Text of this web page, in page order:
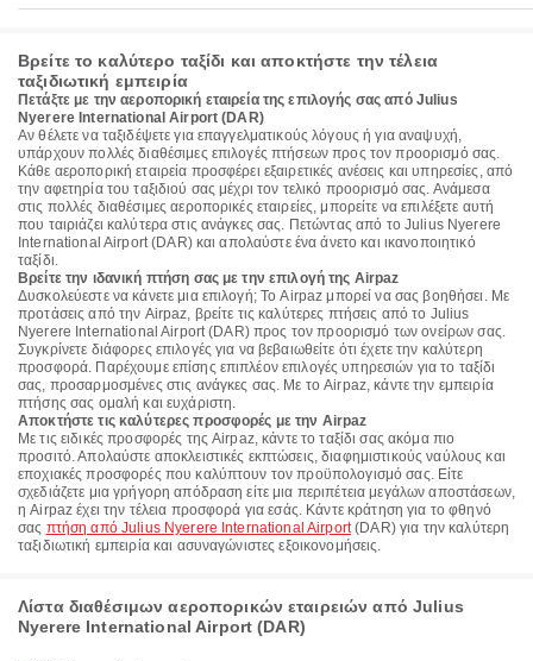
Βρείτε το καλύτερο ταξίδι και αποκτήστε την τέλεια
ταξιδιωτική εμπειρία
Πετάξτε με την αεροπορική εταιρεία της επιλογής σας από Julius
Nyerere International Airport (DAR)
Αν θέλετε να ταξιδέψετε για επαγγελματικούς λόγους ή για αναψυχή,
υπάρχουν πολλές διαθέσιμες επιλογές πτήσεων προς τον προορισμό σας.
Κάθε αεροπορική εταιρεία προσφέρει εξαιρετικές ανέσεις και υπηρεσίες, από
την αφετηρία του ταξιδιού σας μέχρι τον τελικό προορισμό σας. Ανάμεσα
στις πολλές διαθέσιμες αεροπορικές εταιρείες, μπορείτε να επιλέξετε αυτή
που ταιριάζει καλύτερα στις ανάγκες σας. Πετώντας από το Julius Nyerere
International Airport (DAR) και απολαύστε ένα άνετο και ικανοποιητικό
ταξίδι.
Βρείτε την ιδανική πτήση σας με την επιλογή της Airpaz
Δυσκολεύεστε να κάνετε μια επιλογή; Το Airpaz μπορεί να σας βοηθήσει. Με
προτάσεις από την Airpaz, βρείτε τις καλύτερες πτήσεις από το Julius
Nyerere International Airport (DAR) προς τον προορισμό των ονείρων σας.
Συγκρίνετε διάφορες επιλογές για να βεβαιωθείτε ότι έχετε την καλύτερη
προσφορά. Παρέχουμε επίσης επιπλέον επιλογές υπηρεσιών για το ταξίδι
σας, προσαρμοσμένες στις ανάγκες σας. Με το Airpaz, κάντε την εμπειρία
πτήσης σας ομαλή και ευχάριστη.
Αποκτήστε τις καλύτερες προσφορές με την Airpaz
Με τις ειδικές προσφορές της Airpaz, κάντε το ταξίδι σας ακόμα πιο
προσιτό. Απολαύστε αποκλειστικές εκπτώσεις, διαφημιστικούς ναύλους και
εποχιακές προσφορές που καλύπτουν τον προϋπολογισμό σας. Είτε
σχεδιάζετε μια γρήγορη απόδραση είτε μια περιπέτεια μεγάλων αποστάσεων,
η Airpaz έχει την τέλεια προσφορά για εσάς. Κάντε κράτηση για το φθηνό
σας πτήση από Julius Nyerere International Airport(DAR) για την καλύτερη
ταξιδιωτική εμπειρία και ασυναγώνιστες εξοικονομήσεις.
Λίστα διαθέσιμων αεροπορικών εταιρειών από Julius
Nyerere International Airport (DAR)